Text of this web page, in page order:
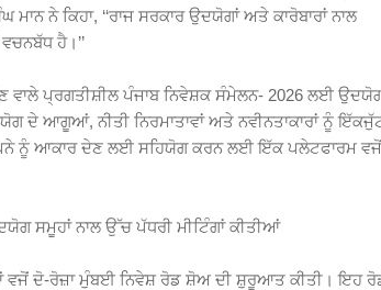
ਨੇ ਕਿਹਾ, ‘‘ਰਾਜ ਸਰਕਾਰ ਉਦਯੋਗਾਂ ਅਤੇ ਕਾਰੋਬਾਰਾਂ ਨਾਲ
ਹੈ।’’
ਵਾਲੇ ਪ੍ਰਗਤੀਸ਼ੀਲ ਪੰਜਾਬ ਨਿਵੇਸ਼ਕ ਸੰਮੇਲਨ- 2026 ਲਈ
ਦੇ ਆਗੂਆਂ, ਨੀਤੀ ਨਿਰਮਾਤਾਵਾਂ ਅਤੇ ਨਵੀਨਤਾਕਾਰਾਂ ਨੂੰ
ਸੁਪਨੇ ਨੂੰ ਆਕਾਰ ਦੇਣ ਲਈ ਸਹਿਯੋਗ ਕਰਨ ਲਈ ਇੱਕ ਪਲੇਟਫਾਰਮ ਵਜੋਂ
ਸਮੂਹਾਂ ਨਾਲ ਉੱਚ ਪੱਧਰੀ ਮੀਟਿੰਗਾਂ ਕੀਤੀਆਂ
ਵਜੋਂ ਦੋ-ਰੋਜ਼ਾ ਮੁੰਬਈ ਨਿਵੇਸ਼ ਰੋਡ ਸ਼ੋਅ ਦੀ ਸ਼ੁਰੂਆਤ ਕੀਤੀ। ਇਹ